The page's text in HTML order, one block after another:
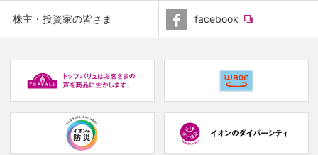
株主・投資家の皆さま facebook (new
window.)
(new
window.)